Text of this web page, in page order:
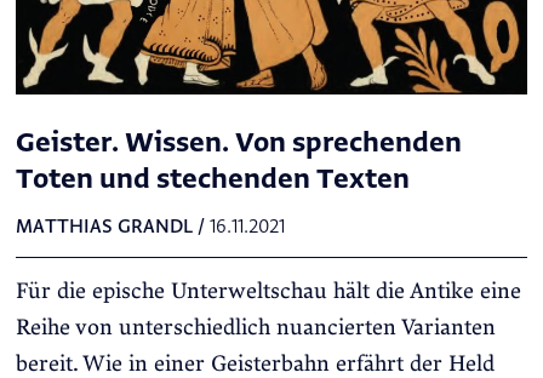
Geister. Wissen. Von sprechenden
Toten und stechenden Texten
MATTHIAS GRANDL/ 16.11.2021
Für die epische Unterweltschau hält die Antike eine
Reihe von unterschiedlich nuancierten Varianten
bereit. Wie in einer Geisterbahn erfährt der Held